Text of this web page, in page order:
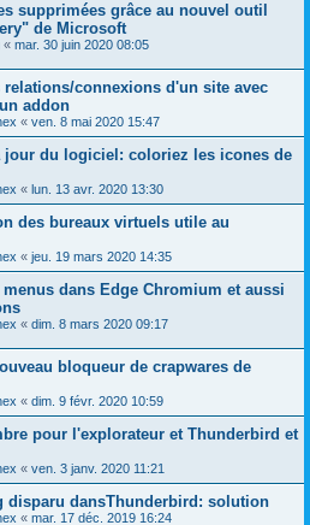
supprimées grâce au nouvel outil
de Microsoft
« mar. 30 juin 2020 08:05
connexions d'un site avec
addon
« ven. 8 mai 2020 15:47
jour du logiciel: coloriez les icones de
« lun. 13 avr. 2020 13:30
des bureaux virtuels utile au
« jeu. 19 mars 2020 14:35
dans Edge Chromium et aussi
« dim. 8 mars 2020 09:17
bloqueur de crapwares de
« dim. 9 févr. 2020 10:59
pour l'explorateur et Thunderbird et
« ven. 3 janv. 2020 11:21
disparu dansThunderbird: solution
« mar. 17 déc. 2019 16:24